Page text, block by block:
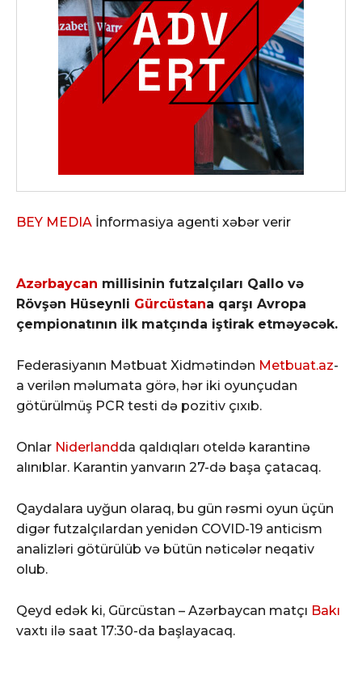
BEY MEDIA İnformasiya agenti xəbər verir
Azərbaycan millisinin futzalçıları Qallo və
Rövşən Hüseynli Gürcüstana qarşı Avropa
çempionatının ilk matçında iştirak etməyəcək.
Federasiyanın Mətbuat Xidmətindən Metbuat.az-
a verilən məlumata görə, hər iki oyunçudan
götürülmüş PCR testi də pozitiv çıxıb.
Onlar Niderland da qaldıqları oteldə karantinə
alınıblar. Karantin yanvarın 27-də başa çatacaq.
Qaydalara uyğun olaraq, bu gün rəsmi oyun üçün
digər futzalçılardan yenidən COVID-19 anticism
analizləri götürülüb və bütün nəticələr neqativ
olub.
Qeyd edək ki, Gürcüstan – Azərbaycan matçı Bakı
vaxtı ilə saat 17:30-da başlayacaq.